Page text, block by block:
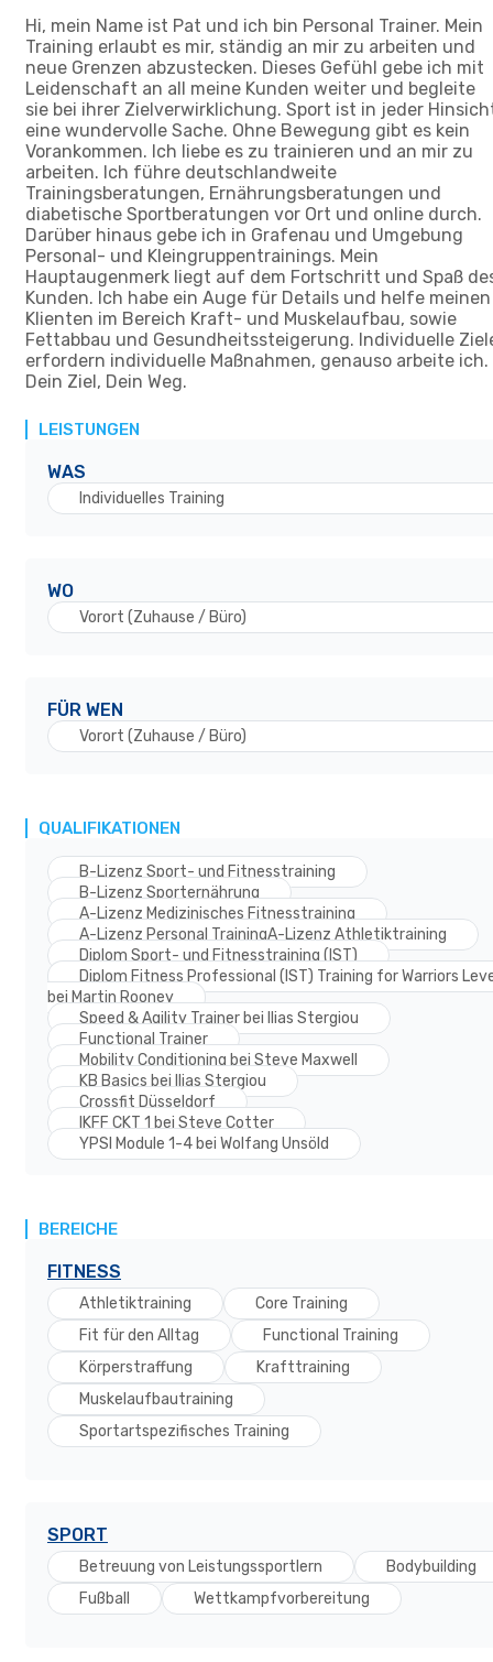
Hi, mein Name ist Pat und ich bin Personal Trainer. Mein
Training erlaubt es mir, ständig an mir zu arbeiten und
neue Grenzen abzustecken. Dieses Gefühl gebe ich mit
Leidenschaft an all meine Kunden weiter und begleite
sie bei ihrer Zielverwirklichung. Sport ist in jeder
eine wundervolle Sache. Ohne Bewegung gibt es kein
Vorankommen. Ich liebe es zu trainieren und an mir zu
arbeiten. Ich führe deutschlandweite
Trainingsberatungen, Ernährungsberatungen und
diabetische Sportberatungen vor Ort und online durch.
Darüber hinaus gebe ich in Grafenau und Umgebung
Personal- und Kleingruppentrainings. Mein
Hauptaugenmerk liegt auf dem Fortschritt und Spaß
Kunden. Ich habe ein Auge für Details und helfe meinen
Klienten im Bereich Kraft- und Muskelaufbau, sowie
Fettabbau und Gesundheitssteigerung. Individuelle
erfordern individuelle Maßnahmen, genauso arbeite ich.
Dein Ziel, Dein Weg.
LEISTUNGEN
WAS
Individuelles Training
WO
Vorort (Zuhause / Büro)
FÜR WEN
Vorort (Zuhause / Büro)
QUALIFIKATIONEN
B-Lizenz Sport- und Fitnesstraining
B-Lizenz Sporternährung
A-Lizenz Medizinisches Fitnesstraining
A-Lizenz Personal TrainingA-Lizenz Athletiktraining
Diplom Sport- und Fitnesstraining (IST)
Diplom Fitness Professional (IST) Training for Warriors
bei Martin Rooney
Speed & Agility Trainer bei Ilias Stergiou
Functional Trainer
Mobility Conditioning bei Steve Maxwell
KB Basics bei Ilias Stergiou
Crossfit Düsseldorf
IKFF CKT 1 bei Steve Cotter
YPSI Module 1-4 bei Wolfang Unsöld
BEREICHE
FITNESS
Athletiktraining
Core Training
Fit für den Alltag
Functional Training
Körperstraffung
Krafttraining
Muskelaufbautraining
Sportartspezifisches Training
SPORT
Betreuung von Leistungssportlern
Bodybuilding
Fußball
Wettkampfvorbereitung